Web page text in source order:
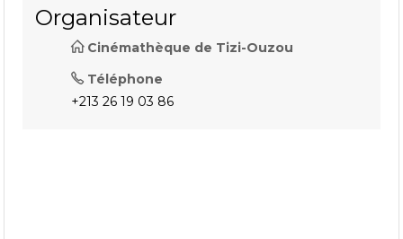
Organisateur
Cinémathèque de Tizi-Ouzou
Téléphone
+213 26 19 03 86